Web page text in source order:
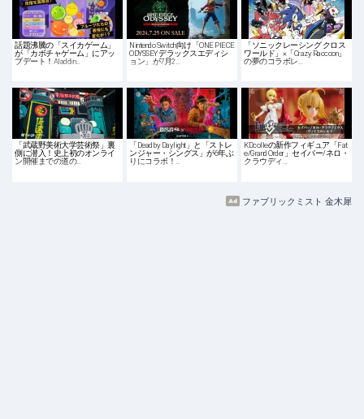
話題沸騰の「スイカゲーム」
が「カボチャゲーム」にアッ
プデート！Aladdin…
Nintendo Switch向け「ONE PIECE
ODYSSEY デラックスエディシ
ョン」が7月2…
「ソニックレーシング クロス
ワールド」×「Crazy Raccoon」
の夢のコラボレ…
「武蔵野美術大学芸術祭」裏
側に潜入！史上初のオンライ
ン開催までの道の…
「Dead by Daylight」と「ストレ
ンジャー・シングス」が6年ぶ
りにコラボ！…
KDcolleの新作フィギュア「Fat
e/Grand Order」セイバー/ネロ・
クラウディ…
ファブリックミスト 金木犀